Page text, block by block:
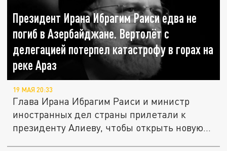
Президент Ирана Ибрагим Раиси едва не
погиб в Азербайджане. Вертолёт с
делегацией потерпел катастрофу в горах на
реке Араз
19 МАЯ 20:33
Глава Ирана Ибрагим Раиси и министр
иностранных дел страны прилетали к
президенту Алиеву, чтобы открыть новую...